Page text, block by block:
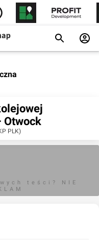
Otwock
PLK)
teści? NIE